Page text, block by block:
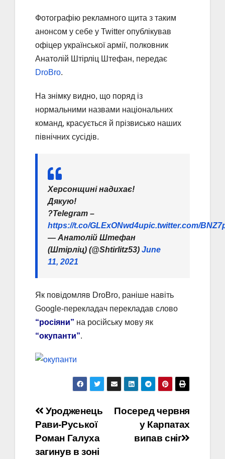
Фотографію рекламного щита з таким
анонсом у себе у Twitter опублікував
офіцер української армії, полковник
Анатолій Штірліц Штефан, передає
DroBro.
На знімку видно, що поряд із
нормальними назвами національних
команд, красується й прізвисько наших
північних сусідів.
Херсонщині надихає!
Дякую!
?Telegram –
https://t.co/GLExONwd4upic.twitter.com/
— Анатолій Штефан
(Штірліц) (@Shtirlitz53) June
11, 2021
Як повідомляв DroBro, раніше навіть
Google-перекладач перекладав слово
“росіяни” на російську мову як
“окупанти”.
Навігація
записів
Посеред червня
у Карпатах
випав сніг
Уродженець
Рави-Руської
Роман Галуха
загинув в зоні